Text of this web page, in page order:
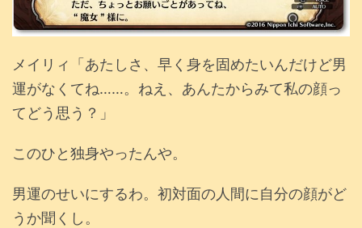
メイリィ「あたしさ、早く身を固めたいんだけど男
運がなくてね……。ねえ、あんたからみて私の顔っ
てどう思う？」
このひと独身やったんや。
男運のせいにするわ。初対面の人間に自分の顔がど
うか聞くし。